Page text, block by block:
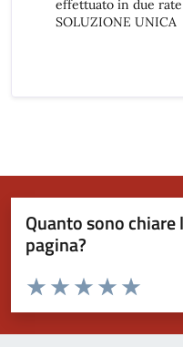
effettuato in due
SOLUZIONE UNICA
Quanto sono
pagina?
Valuta da 1 a 5 stelle la pagina
Valuta 5
Valuta 4
Valuta 3 stelle su
Valuta 2 stelle su 5
Valuta 1 stelle su 5